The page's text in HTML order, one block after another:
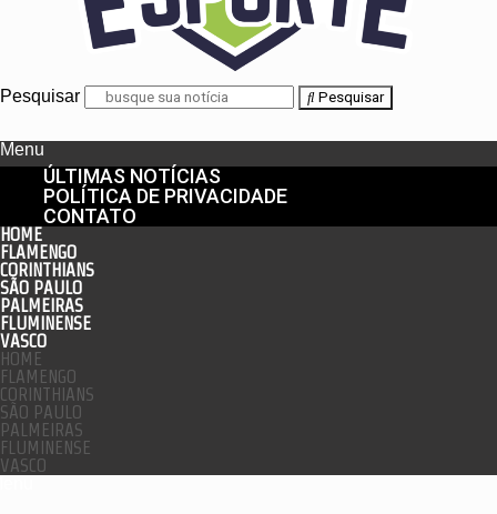
Pesquisar Pesquisar
Menu
ÚLTIMAS NOTÍCIAS
POLÍTICA DE PRIVACIDADE
CONTATO
HOME
FLAMENGO
CORINTHIANS
SÃO PAULO
PALMEIRAS
FLUMINENSE
VASCO
HOME
FLAMENGO
CORINTHIANS
SÃO PAULO
PALMEIRAS
FLUMINENSE
VASCO